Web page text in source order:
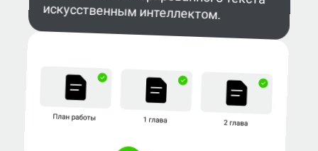
искусственным интеллектом.